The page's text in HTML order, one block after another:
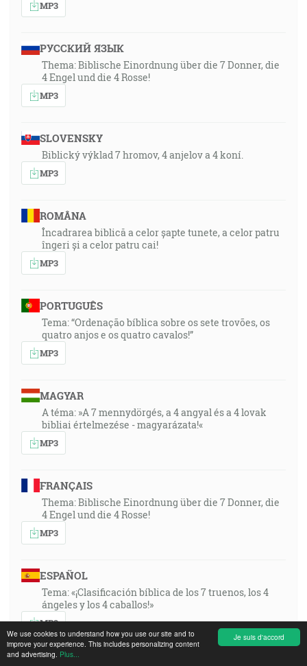
Je suis d'accord
We use cookies to understand how you use our site and to
improve your experience. This includes personalizing content
and advertising. Plus...
MP3
РУССКИЙ ЯЗЫК
Thema: Biblische Einordnung über die 7 Donner, die
4 Engel und die 4 Rosse!
MP3
SLOVENSKY
Biblický výklad 7 hromov, 4 anjelov a 4 koní.
MP3
ROMÂNA
Încadrarea biblică a celor șapte tunete, a celor patru
îngeri și a celor patru cai!
MP3
PORTUGUÊS
Tema: “Ordenação bíblica sobre os sete trovões, os
quatro anjos e os quatro cavalos!”
MP3
MAGYAR
A téma: »A 7 mennydörgés, a 4 angyal és a 4 lovak
bibliai értelmezése - magyarázata!«
MP3
FRANÇAIS
Thema: Biblische Einordnung über die 7 Donner, die
4 Engel und die 4 Rosse!
MP3
ESPAÑOL
Tema: «¡Clasificación bíblica de los 7 truenos, los 4
ángeles y los 4 caballos!»
MP3